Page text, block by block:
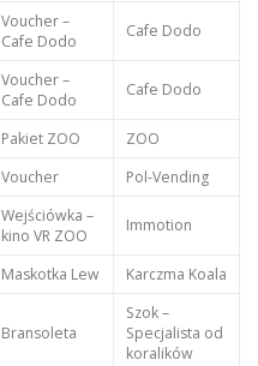
Voucher –
Cafe Dodo
Cafe Dodo
Voucher –
Cafe Dodo
Cafe Dodo
Pakiet ZOO
ZOO
Voucher Pol-Vending
Wejściówka –
kino VR ZOO
Immotion
Maskotka Lew Karczma Koala
Bransoleta
Szok –
Specjalista od
koralików